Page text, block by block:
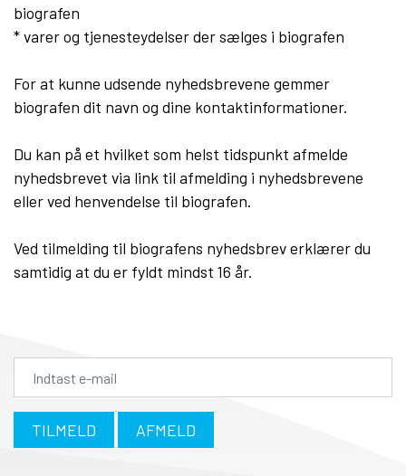
biografen
* varer og tjenesteydelser der sælges i biografen
For at kunne udsende nyhedsbrevene gemmer
biografen dit navn og dine kontaktinformationer.
Du kan på et hvilket som helst tidspunkt afmelde
nyhedsbrevet via link til afmelding i nyhedsbrevene
eller ved henvendelse til biografen.
Ved tilmelding til biografens nyhedsbrev erklærer du
samtidig at du er fyldt mindst 16 år.
TILMELD AFMELD